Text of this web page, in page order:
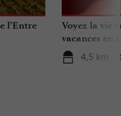
l’Entre
Voyez la vie
vacances en
4,5 km -